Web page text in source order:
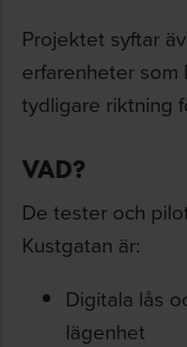
Projektet syftar
erfarenheter som
tydligare riktning
VAD?
De tester och
Kustgatan är:
Digitala lås
lägenhet